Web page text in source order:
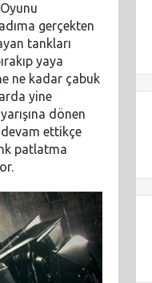
gerçekten
tankları
yaya
ne kadar çabuk
yine
dönen
ettikçe
patlatma